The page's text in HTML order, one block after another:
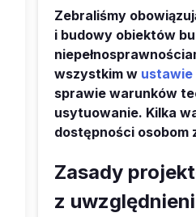
Zebraliśmy
i budowy obiektów
wszystkim w ustawie
sprawie warunków
usytuowanie. Kilka
dostępności osobom
Zasady
z